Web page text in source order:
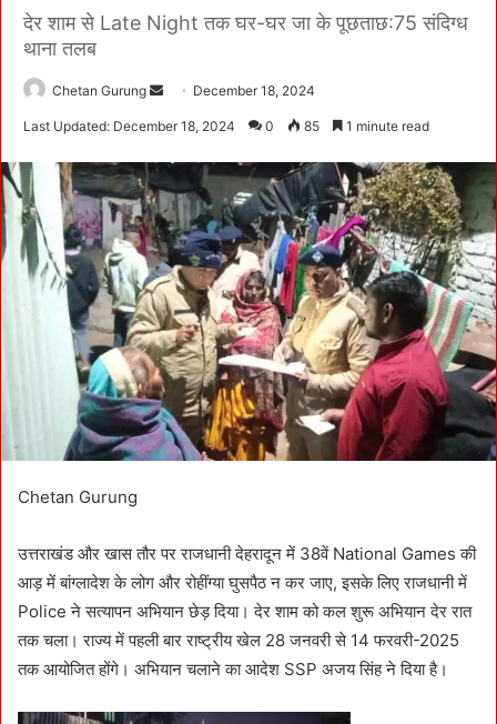
देर शाम से Late Night तक घर-घर जा के पूछताछ:75 संदिग्ध
थाना तलब
Chetan Gurung
d
a
n
e
m
a
i
l
December 18, 2024
Last Updated: December 18, 2024 0 85 1 minute read
Chetan Gurung
उत्तराखंड और खास तौर पर राजधानी देहरादून में 38वें National Games की
आड़ में बांग्लादेश के लोग और रोहींग्या घुसपैठ न कर जाए, इसके लिए राजधानी में
Police ने सत्यापन अभियान छेड़ दिया। देर शाम को कल शुरू अभियान देर रात
तक चला। राज्य में पहली बार राष्ट्रीय खेल 28 जनवरी से 14 फरवरी-2025
तक आयोजित होंगे। अभियान चलाने का आदेश SSP अजय सिंह ने दिया है।